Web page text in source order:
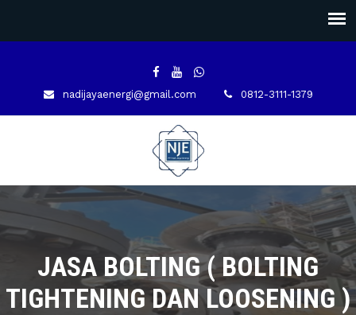
nadijayaenergi@gmail.com 0812-3111-1379
JASA BOLTING ( BOLTING
TIGHTENING DAN LOOSENING )